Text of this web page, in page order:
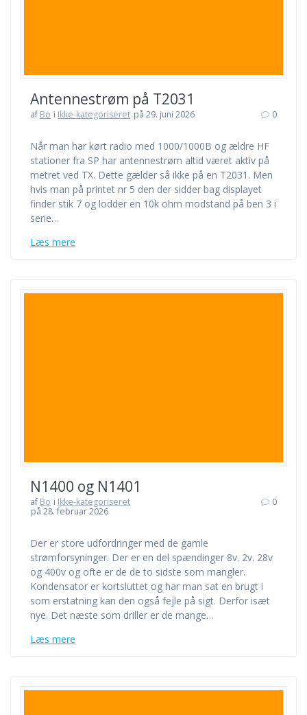
Antennestrøm på T2031
af Bo i Ikke-kategoriseret på 29. juni 2026 0
Når man har kørt radio med 1000/1000B og ældre HF
stationer fra SP har antennestrøm altid været aktiv på
metret ved TX. Dette gælder så ikke på en T2031. Men
hvis man på printet nr 5 den der sidder bag displayet
finder stik 7 og lodder en 10k ohm modstand på ben 3 i
serie…
Læs mere
N1400 og N1401
af Bo i Ikke-kategoriseret
på 28. februar 2026
0
Der er store udfordringer med de gamle
strømforsyninger. Der er en del spændinger 8v. 2v. 28v
og 400v og ofte er de de to sidste som mangler.
Kondensator er kortsluttet og har man sat en brugt i
som erstatning kan den også fejle på sigt. Derfor isæt
nye. Det næste som driller er de mange…
Læs mere